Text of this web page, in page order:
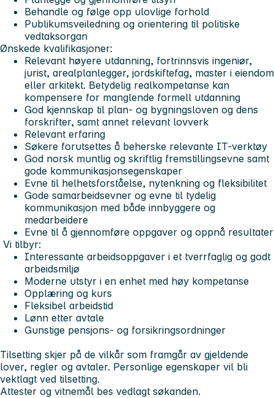
Behandle og følge opp ulovlige forhold
Publikumsveiledning og orientering til politiske
vedtaksorgan
Ønskede kvalifikasjoner:
Relevant høyere utdanning, fortrinnsvis ingeniør,
jurist, arealplanlegger, jordskiftefag, master i eiendom
eller arkitekt. Betydelig realkompetanse kan
kompensere for manglende formell utdanning
God kjennskap til plan- og bygningsloven og dens
forskrifter, samt annet relevant lovverk
Relevant erfaring
Søkere forutsettes å beherske relevante IT-verktøy
God norsk muntlig og skriftlig fremstillingsevne samt
gode kommunikasjonsegenskaper
Evne til helhetsforståelse, nytenkning og fleksibilitet
Gode samarbeidsevner og evne til tydelig
kommunikasjon med både innbyggere og
medarbeidere
Evne til å gjennomføre oppgaver og oppnå resultater
Vi tilbyr:
Interessante arbeidsoppgaver i et tverrfaglig og godt
arbeidsmiljø
Moderne utstyr i en enhet med høy kompetanse
Opplæring og kurs
Fleksibel arbeidstid
Lønn etter avtale
Gunstige pensjons- og forsikringsordninger
Tilsetting skjer på de vilkår som framgår av gjeldende
lover, regler og avtaler. Personlige egenskaper vil bli
vektlagt ved tilsetting.
Attester og vitnemål bes vedlagt søkanden.